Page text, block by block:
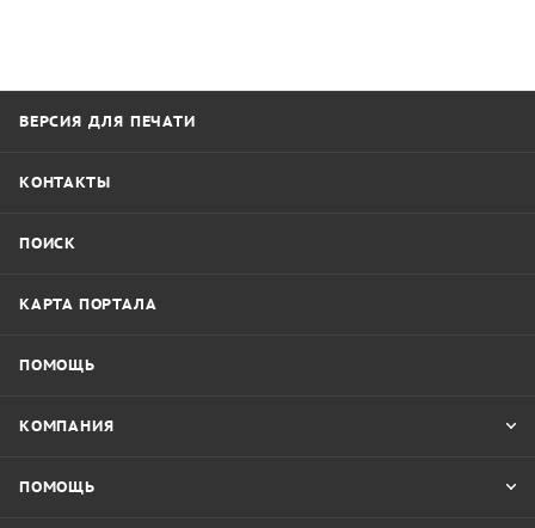
ВЕРСИЯ ДЛЯ ПЕЧАТИ
КОНТАКТЫ
ПОИСК
КАРТА ПОРТАЛА
ПОМОЩЬ
КОМПАНИЯ
ПОМОЩЬ